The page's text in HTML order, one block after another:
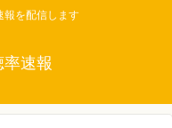
報を配信します
速報